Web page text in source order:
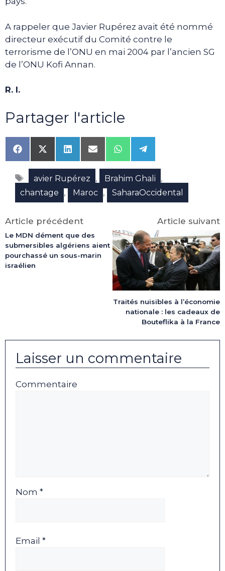
A rappeler que Javier Rupérez avait été nommé
directeur exécutif du Comité contre le
terrorisme de l’ONU en mai 2004 par l’ancien SG
de l’ONU Kofi Annan.
R. I.
Partager l'article
Share
on
Facebook
Share
on
X
(Twitter)
Share
on
LinkedIn
Share
on
Email
Share
on
WhatsApp
Share
on
Telegram
Étiquettes
avier Rupérez , Brahim Ghali ,
chantage , Maroc , SaharaOccidental
Article précédent
Le MDN dément que des
submersibles algériens aient
pourchassé un sous-marin
israélien
Article suivant
Traités nuisibles à l’économie
nationale : les cadeaux de
Bouteflika à la France
Laisser un commentaire
Commentaire
Nom *
Email *